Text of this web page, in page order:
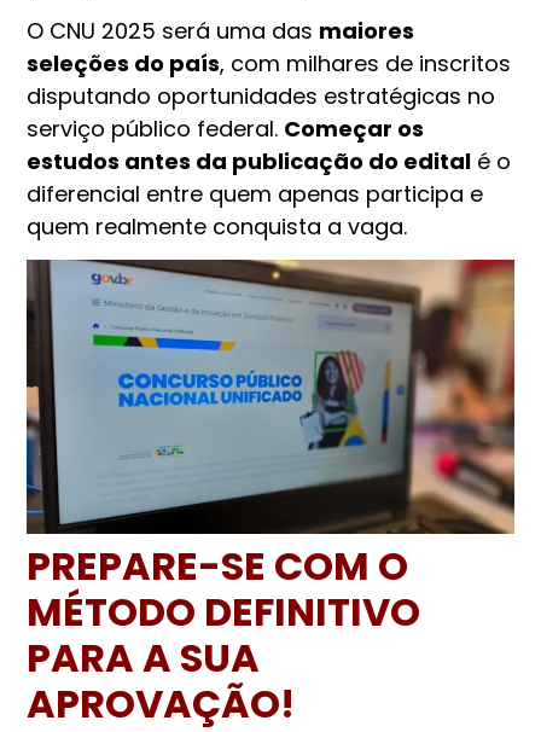
O CNU 2025 será uma das maiores
seleções do país, com milhares de inscritos
disputando oportunidades estratégicas no
serviço público federal. Começar os
estudos antes da publicação do edital é o
diferencial entre quem apenas participa e
quem realmente conquista a vaga.
PREPARE-SE COM O
MÉTODO DEFINITIVO
PARA A SUA
APROVAÇÃO!